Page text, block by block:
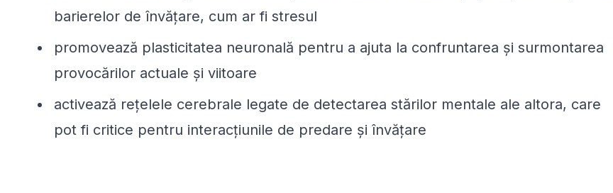
barierelor de învățare, cum ar fi stresul
promovează plasticitatea neuronală pentru a ajuta la confruntarea și surmontarea
provocărilor actuale și viitoare
activează rețelele cerebrale legate de detectarea stărilor mentale ale altora, care
pot fi critice pentru interacțiunile de predare și învățare